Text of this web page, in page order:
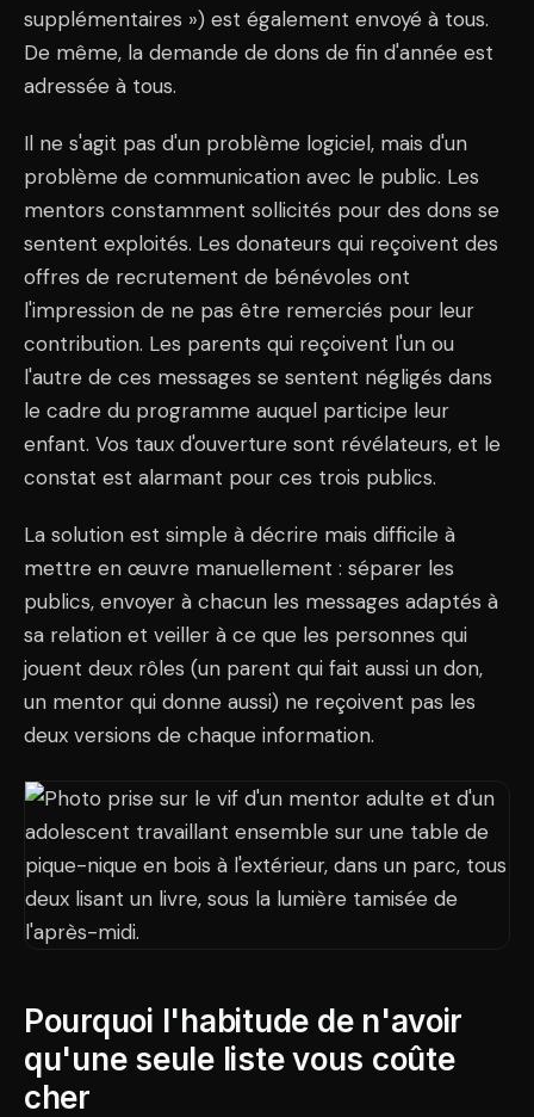
supplémentaires ») est également envoyé à tous.
De même, la demande de dons de fin d'année est
adressée à tous.
Il ne s'agit pas d'un problème logiciel, mais d'un
problème de communication avec le public. Les
mentors constamment sollicités pour des dons se
sentent exploités. Les donateurs qui reçoivent des
offres de recrutement de bénévoles ont
l'impression de ne pas être remerciés pour leur
contribution. Les parents qui reçoivent l'un ou
l'autre de ces messages se sentent négligés dans
le cadre du programme auquel participe leur
enfant. Vos taux d'ouverture sont révélateurs, et le
constat est alarmant pour ces trois publics.
La solution est simple à décrire mais difficile à
mettre en œuvre manuellement : séparer les
publics, envoyer à chacun les messages adaptés à
sa relation et veiller à ce que les personnes qui
jouent deux rôles (un parent qui fait aussi un don,
un mentor qui donne aussi) ne reçoivent pas les
deux versions de chaque information.
Pourquoi l'habitude de n'avoir
qu'une seule liste vous coûte
cher